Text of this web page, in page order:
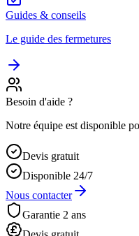
Guides & conseils
Le guide des fermetures
Besoin d'aide ?
Notre équipe est disponible
Devis gratuit
Disponible 24/7
Nous contacter
Garantie 2 ans